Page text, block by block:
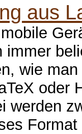
aus
immer
wie
oder
werden